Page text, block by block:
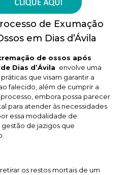
de Exumação
em Dias d’Ávila
de ossos após
Dias d’Ávila envolve uma
que visam garantir a
falecido, além de cumprir a
embora possa parecer
para atender às necessidades
essa modalidade de
de jazigos que
os restos mortais de um